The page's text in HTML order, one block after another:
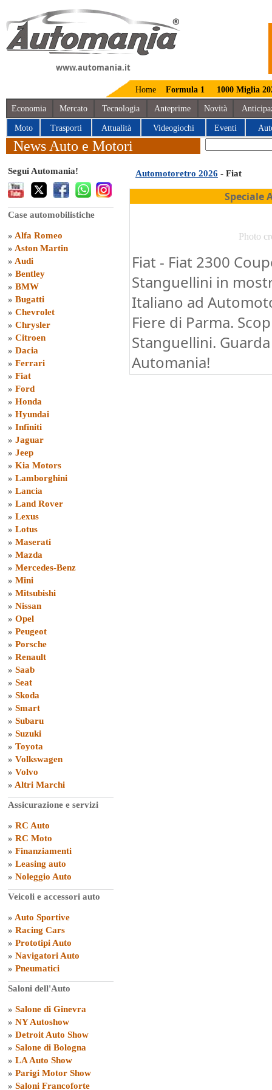
www.automania.it
Home Formula 1 1000 Miglia
Economia Mercato Tecnologia Anteprime Novità
Moto Trasporti Attualità Videogiochi Eventi
News Auto e Motori
Segui Automania!
Case automobilistiche
» Alfa Romeo
» Aston Martin
» Audi
» Bentley
» BMW
» Bugatti
» Chevrolet
» Chrysler
» Citroen
» Dacia
» Ferrari
» Fiat
» Ford
» Honda
» Hyundai
» Infiniti
» Jaguar
» Jeep
» Kia Motors
» Lamborghini
» Lancia
» Land Rover
» Lexus
» Lotus
» Maserati
» Mazda
» Mercedes-Benz
» Mini
» Mitsubishi
» Nissan
» Opel
» Peugeot
» Porsche
» Renault
» Saab
» Seat
» Skoda
» Smart
» Subaru
» Suzuki
» Toyota
» Volkswagen
» Volvo
» Altri Marchi
Assicurazione e servizi
» RC Auto
» RC Moto
» Finanziamenti
» Leasing auto
» Noleggio Auto
Veicoli e accessori auto
» Auto Sportive
» Racing Cars
» Prototipi Auto
» Navigatori Auto
» Pneumatici
Saloni dell'Auto
» Salone di Ginevra
» NY Autoshow
» Detroit Auto Show
» Salone di Bologna
» LA Auto Show
» Parigi Motor Show
» Saloni Francoforte
Automotoretro 2026 - Fiat
Speciale
Photo
Fiat - Fiat 2300
Stanguellini in
Italiano ad
Fiere di Parma.
Stanguellini.
Automania!